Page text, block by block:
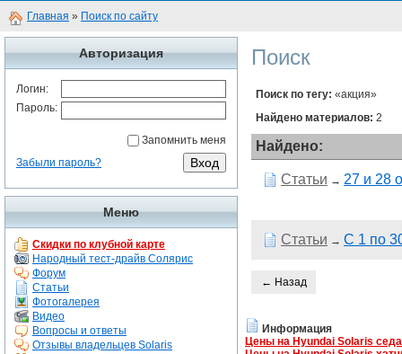
Главная » Поиск по сайту
Авторизация
Логин:
Пароль:
Запомнить меня
Забыли пароль?
Меню
Скидки по клубной карте
Народный тест-драйв Солярис
Форум
Статьи
Фотогалерея
Видео
Вопросы и ответы
Отзывы владельцев Solaris
Поиск
Поиск по тегу: «акция»
Найдено материалов: 2
Найдено:
Статьи → 27 и 28
Статьи → С 1 по
← Назад
Информация
Цены на Hyundai Solaris